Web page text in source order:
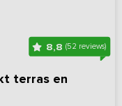
8,8 (52 reviews)
terras en